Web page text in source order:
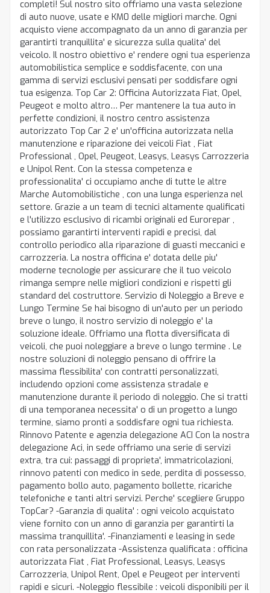
completi! Sul nostro sito offriamo una vasta selezione
di auto nuove, usate e KM0 delle migliori marche. Ogni
acquisto viene accompagnato da un anno di garanzia per
garantirti tranquillita' e sicurezza sulla qualita' del
veicolo. Il nostro obiettivo e' rendere ogni tua esperienza
automobilistica semplice e soddisfacente, con una
gamma di servizi esclusivi pensati per soddisfare ogni
tua esigenza. Top Car 2: Officina Autorizzata Fiat, Opel,
Peugeot e molto altro… Per mantenere la tua auto in
perfette condizioni, il nostro centro assistenza
autorizzato Top Car 2 e' un'officina autorizzata nella
manutenzione e riparazione dei veicoli Fiat , Fiat
Professional , Opel, Peugeot, Leasys, Leasys Carrozzeria
e Unipol Rent. Con la stessa competenza e
professionalita' ci occupiamo anche di tutte le altre
Marche Automobilistiche , con una lunga esperienza nel
settore. Grazie a un team di tecnici altamente qualificati
e l'utilizzo esclusivo di ricambi originali ed Eurorepar ,
possiamo garantirti interventi rapidi e precisi, dal
controllo periodico alla riparazione di guasti meccanici e
carrozzeria. La nostra officina e' dotata delle piu'
moderne tecnologie per assicurare che il tuo veicolo
rimanga sempre nelle migliori condizioni e rispetti gli
standard del costruttore. Servizio di Noleggio a Breve e
Lungo Termine Se hai bisogno di un'auto per un periodo
breve o lungo, il nostro servizio di noleggio e' la
soluzione ideale. Offriamo una flotta diversificata di
veicoli, che puoi noleggiare a breve o lungo termine . Le
nostre soluzioni di noleggio pensano di offrire la
massima flessibilita' con contratti personalizzati,
includendo opzioni come assistenza stradale e
manutenzione durante il periodo di noleggio. Che si tratti
di una temporanea necessita' o di un progetto a lungo
termine, siamo pronti a soddisfare ogni tua richiesta.
Rinnovo Patente e agenzia delegazione ACI Con la nostra
delegazione Aci, in sede offriamo una serie di servizi
extra, tra cui: passaggi di proprieta', immatricolazioni,
rinnovo patenti con medico in sede, perdita di possesso,
pagamento bollo auto, pagamento bollette, ricariche
telefoniche e tanti altri servizi. Perche' scegliere Gruppo
TopCar? -Garanzia di qualita' : ogni veicolo acquistato
viene fornito con un anno di garanzia per garantirti la
massima tranquillita'. -Finanziamenti e leasing in sede
con rata personalizzata -Assistenza qualificata : officina
autorizzata Fiat , Fiat Professional, Leasys, Leasys
Carrozzeria, Unipol Rent, Opel e Peugeot per interventi
rapidi e sicuri. -Noleggio flessibile : veicoli disponibili per il